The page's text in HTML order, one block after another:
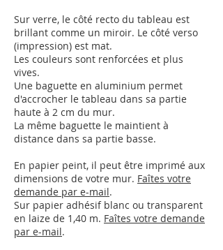
Sur verre, le côté recto du tableau est
brillant comme un miroir. Le côté verso
(impression) est mat.
Les couleurs sont renforcées et plus
vives.
Une baguette en aluminium permet
d'accrocher le tableau dans sa partie
haute à 2 cm du mur.
La même baguette le maintient à
distance dans sa partie basse.
En papier peint, il peut être imprimé aux
dimensions de votre mur. Faîtes votre
demande par e-mail.
Sur papier adhésif blanc ou transparent
en laize de 1,40 m. Faîtes votre demande
par e-mail.